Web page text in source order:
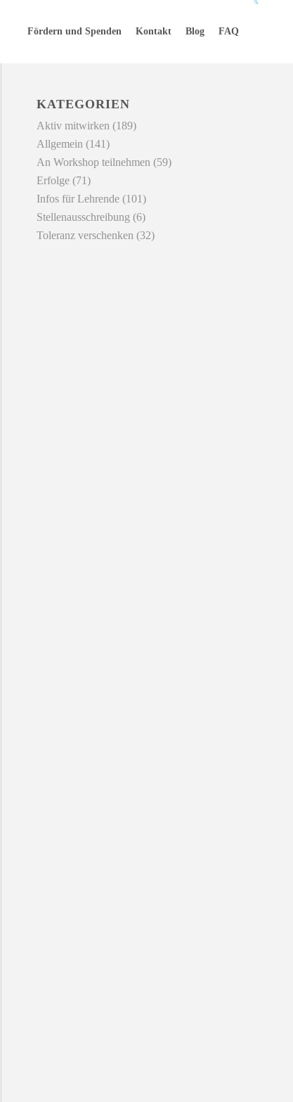
Fördern und Spenden Kontakt Blog FAQ
KATEGORIEN
Aktiv mitwirken (189)
Allgemein (141)
An Workshop teilnehmen (59)
Erfolge (71)
Infos für Lehrende (101)
Stellenausschreibung (6)
Toleranz verschenken (32)